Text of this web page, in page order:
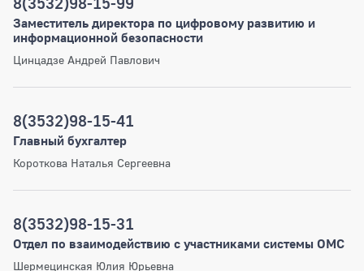
Заместитель директора по цифровому развитию и
информационной безопасности
Цинцадзе Андрей Павлович
Главный бухгалтер
Короткова Наталья Сергеевна
8(3532)98-15-41
Отдел по взаимодействию с участниками системы ОМС
Шермецинская Юлия Юрьевна
8(3532)98-15-31